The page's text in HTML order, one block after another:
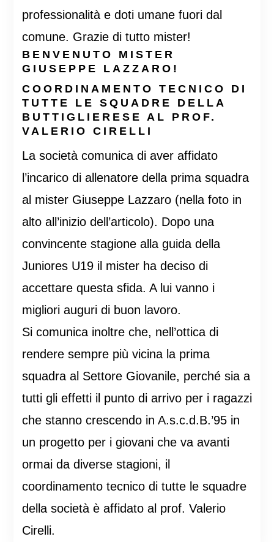
professionalità e doti umane fuori dal
comune. Grazie di tutto mister!
BENVENUTO MISTER
GIUSEPPE LAZZARO!
COORDINAMENTO TECNICO DI
TUTTE LE SQUADRE DELLA
BUTTIGLIERESE AL PROF.
VALERIO CIRELLI
La società comunica di aver affidato
l’incarico di allenatore della prima squadra
al mister Giuseppe Lazzaro (nella foto in
alto all’inizio dell’articolo). Dopo una
convincente stagione alla guida della
Juniores U19 il mister ha deciso di
accettare questa sfida. A lui vanno i
migliori auguri di buon lavoro.
Si comunica inoltre che, nell’ottica di
rendere sempre più vicina la prima
squadra al Settore Giovanile, perché sia a
tutti gli effetti il punto di arrivo per i ragazzi
che stanno crescendo in A.s.c.d.B.’95 in
un progetto per i giovani che va avanti
ormai da diverse stagioni, il
coordinamento tecnico di tutte le squadre
della società è affidato al prof. Valerio
Cirelli.